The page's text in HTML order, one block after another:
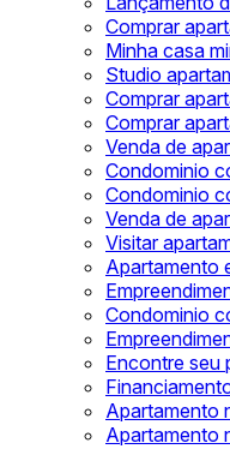
Comprar
Minha casa
Studio
Comprar
Comprar
Venda de
Condominio
Condominio
Venda de
Visitar
Apartamento
Condominio
Encontre seu
Apartamento
Apartamento